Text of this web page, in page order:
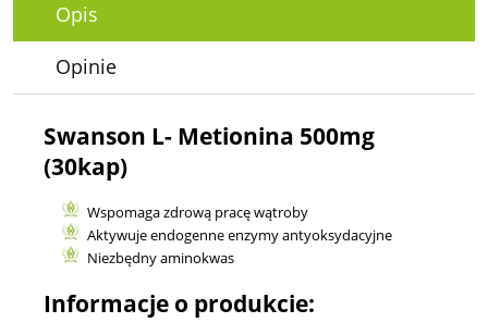
Opis
Opinie
Swanson L- Metionina 500mg
(30kap)
Wspomaga zdrową pracę wątroby
Aktywuje endogenne enzymy antyoksydacyjne
Niezbędny aminokwas
Informacje o produkcie: